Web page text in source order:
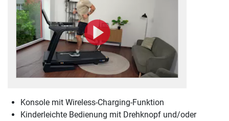
Konsole mit Wireless-Charging-Funktion
Kinderleichte Bedienung mit Drehknopf und/oder